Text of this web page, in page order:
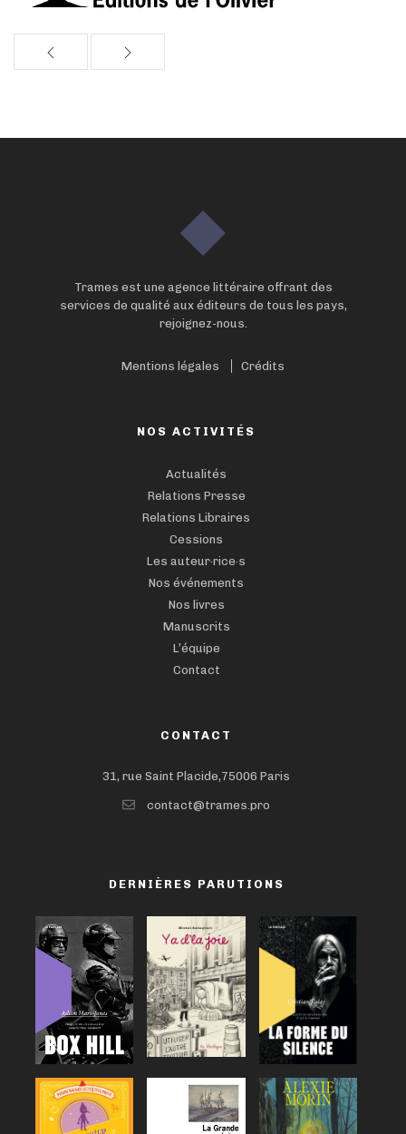
Trames est une agence littéraire offrant des
services de qualité aux éditeurs de tous les pays,
rejoignez-nous.
Mentions légales Crédits
NOS ACTIVITÉS
Actualités
Relations Presse
Relations Libraires
Cessions
Les auteur·rice·s
Nos événements
Nos livres
Manuscrits
L’équipe
Contact
CONTACT
31, rue Saint Placide,75006 Paris
contact@trames.pro
DERNIÈRES PARUTIONS